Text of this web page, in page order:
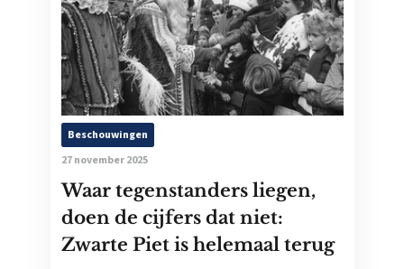
Beschouwingen
27 november 2025
Waar tegenstanders liegen,
doen de cijfers dat niet:
Zwarte Piet is helemaal terug